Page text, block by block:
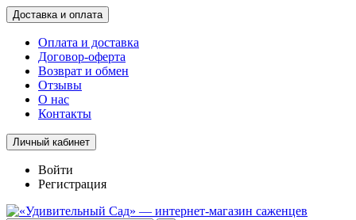
Доставка и оплата
Оплата и доставка
Договор-оферта
Возврат и обмен
Отзывы
О нас
Контакты
Личный кабинет
Войти
Регистрация